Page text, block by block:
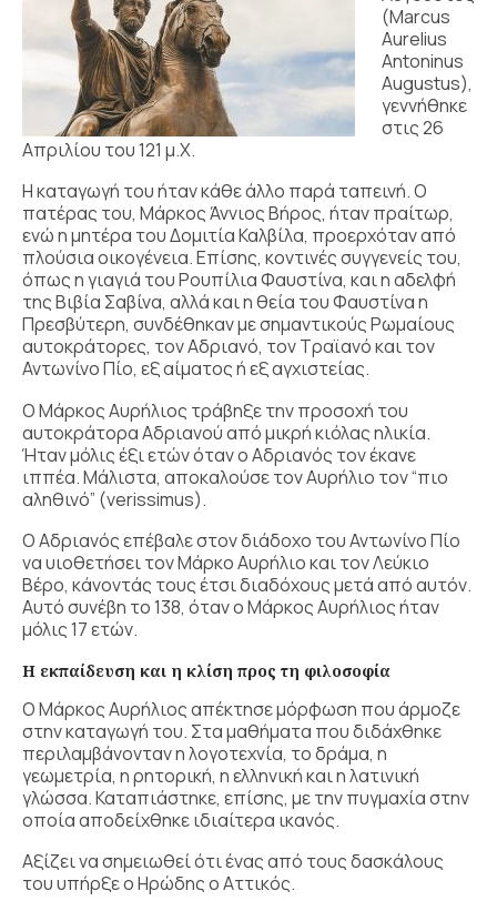
(Marcus
Aurelius
Antoninus
Augustus),
γεννήθηκε
στις 26
Απριλίου του 121 μ.Χ.
Η καταγωγή του ήταν κάθε άλλο παρά ταπεινή. Ο
πατέρας του, Μάρκος Άννιος Βήρος, ήταν πραίτωρ,
ενώ η μητέρα του Δομιτία Καλβίλα, προερχόταν από
πλούσια οικογένεια. Επίσης, κοντινές συγγενείς του,
όπως η γιαγιά του Ρουπίλια Φαυστίνα, και η αδελφή
της Βιβία Σαβίνα, αλλά και η θεία του Φαυστίνα η
Πρεσβύτερη, συνδέθηκαν με σημαντικούς Ρωμαίους
αυτοκράτορες, τον Αδριανό, τον Τραϊανό και τον
Αντωνίνο Πίο, εξ αίματος ή εξ αγχιστείας.
Ο Μάρκος Αυρήλιος τράβηξε την προσοχή του
αυτοκράτορα Αδριανού από μικρή κιόλας ηλικία.
Ήταν μόλις έξι ετών όταν ο Αδριανός τον έκανε
ιππέα. Μάλιστα, αποκαλούσε τον Αυρήλιο τον “πιο
αληθινό” (verissimus).
Ο Αδριανός επέβαλε στον διάδοχο του Αντωνίνο Πίο
να υιοθετήσει τον Μάρκο Αυρήλιο και τον Λεύκιο
Βέρο, κάνοντάς τους έτσι διαδόχους μετά από αυτόν.
Αυτό συνέβη το 138, όταν ο Μάρκος Αυρήλιος ήταν
μόλις 17 ετών.
Η εκπαίδευση και η κλίση προς τη φιλοσοφία
Ο Μάρκος Αυρήλιος απέκτησε μόρφωση που άρμοζε
στην καταγωγή του. Στα μαθήματα που διδάχθηκε
περιλαμβάνονταν η λογοτεχνία, το δράμα, η
γεωμετρία, η ρητορική, η ελληνική και η λατινική
γλώσσα. Καταπιάστηκε, επίσης, με την πυγμαχία στην
οποία αποδείχθηκε ιδιαίτερα ικανός.
Αξίζει να σημειωθεί ότι ένας από τους δασκάλους
του υπήρξε ο Ηρώδης ο Αττικός.